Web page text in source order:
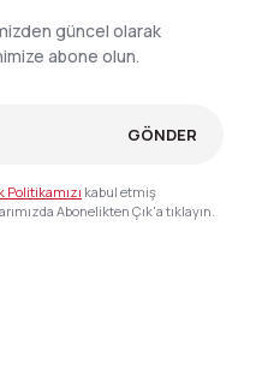
güncel olarak
abone olun.
GÖNDER
Politikamızı kabul etmiş
Abonelikten Çık'a tıklayın.